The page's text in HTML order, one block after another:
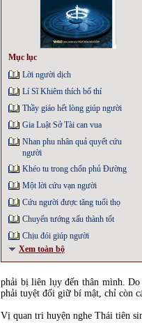
Mục lục
Lời người dịch
Lí Sĩ Khiêm thích bố thí
Thầy giáo hết lòng giúp người
Gia Luật Sở Tài can vua
Nhan phu nhân quả quyết cứu
người
Khéo tu trong chốn phủ Đường
Một lời cứu vạn người
Cứu người được tăng tuổi thọ
Chuyển tướng xấu thành tốt
Chịu đói giúp người
Xem toàn bộ
phải bị liên lụy đến thân mình.
phải tuyệt đối giữ bí mật, chỉ còn
Vị quan tri huyện nghe Thái tiên